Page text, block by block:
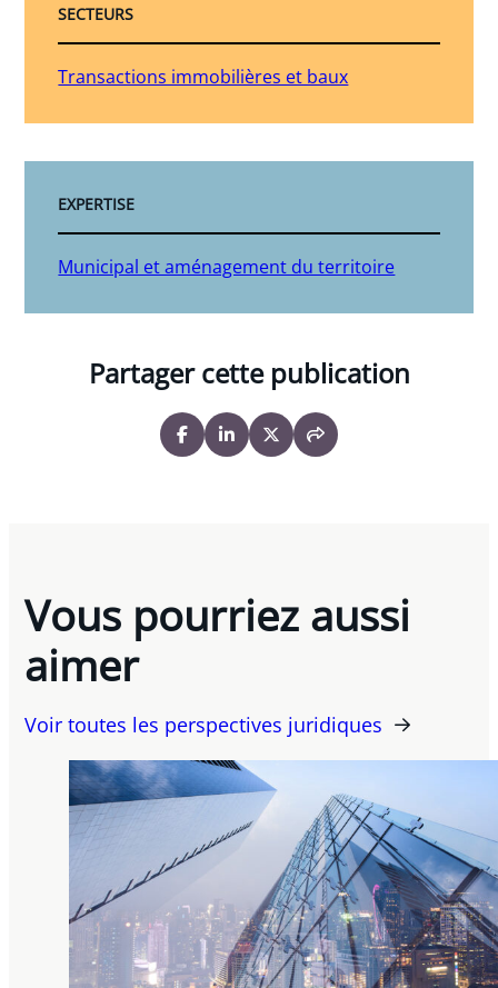
SECTEURS
Transactions immobilières et baux
EXPERTISE
Municipal et aménagement du territoire
Partager cette publication
Vous pourriez aussi
aimer
Voir toutes les perspectives juridiques